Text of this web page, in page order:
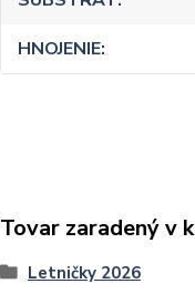
HNOJENIE
Tovar zaradený v
Letničky 2026